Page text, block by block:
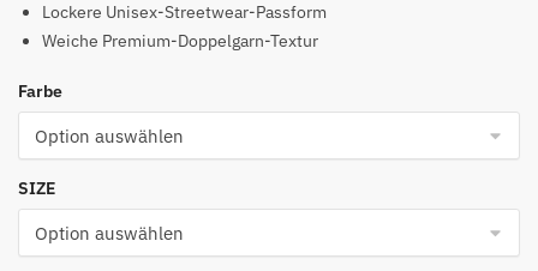
€99.00€47.00.
Lockere Unisex-Streetwear-Passform
Weiche Premium-Doppelgarn-Textur
Farbe
SIZE